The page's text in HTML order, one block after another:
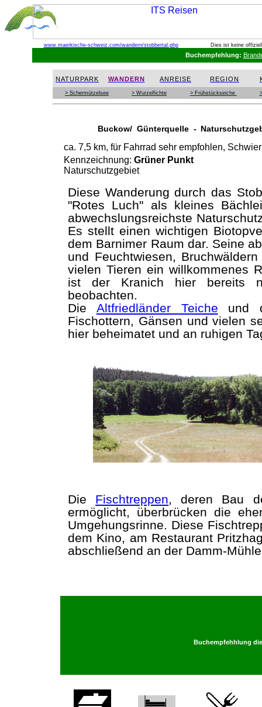
www.maerkische-schweiz.com/wandern/stobbertal.php Dies ist keine
Buchempfehlung:
NATURPARK WANDERN ANREISE REGION
> Schermützelsee > Wurzelfichte > Frühstückseiche
Buckow/ Günterquelle -
ca. 7,5 km, für Fahrrad sehr empfohlen,
Kennzeichnung: Grüner Punkt
Naturschutzgebiet
Diese Wanderung durch das
"Rotes Luch" als kleines
abwechslungsreichste
Es stellt einen wichtigen
dem Barnimer Raum dar. Seine
und Feuchtwiesen,
vielen Tieren ein willkommenes
ist der Kranich hier bereits
beobachten.
Die Altfriedländer Teiche und
Fischottern, Gänsen und vielen
hier beheimatet und an ruhigen
Die Fischtreppen, deren Bau
ermöglicht, überbrücken die
Umgehungsrinne. Diese
dem Kino, am Restaurant
abschließend an der Damm-
Buchempfehhlung